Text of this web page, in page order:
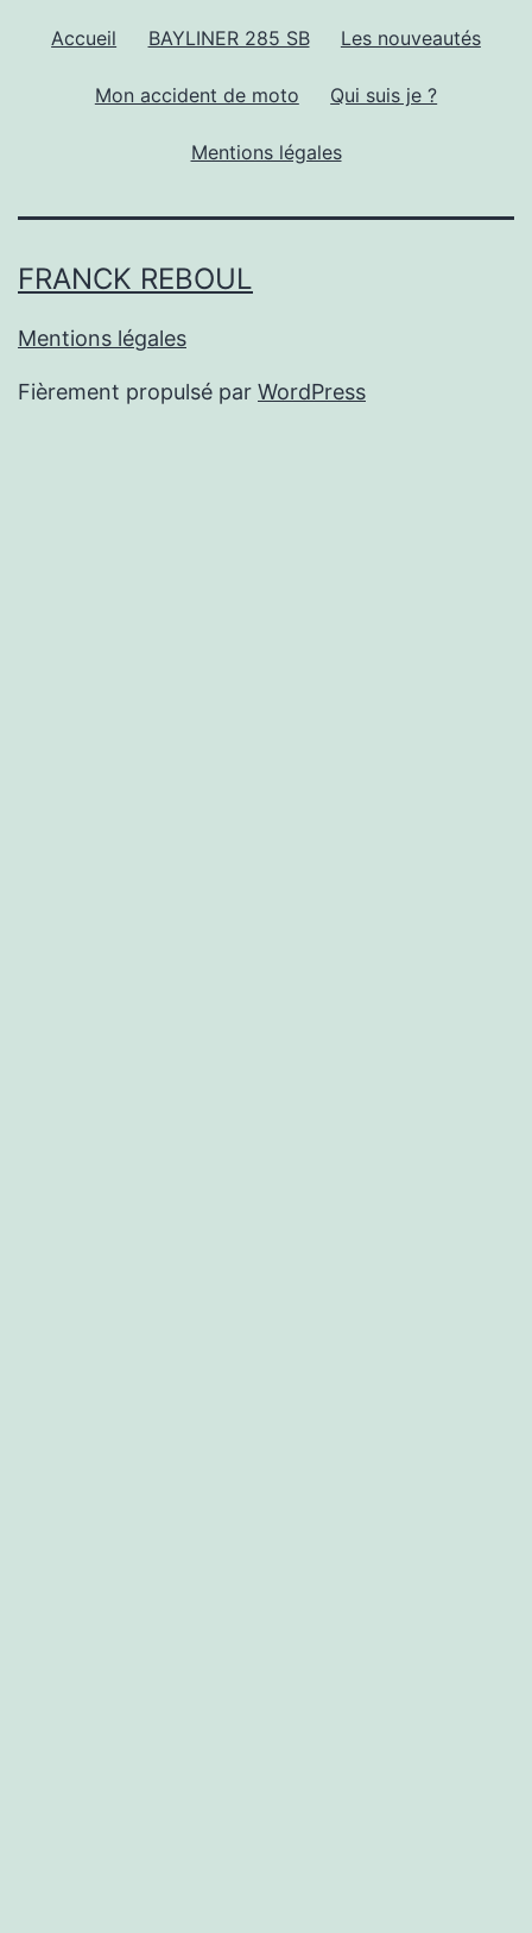
Accueil BAYLINER 285 SB Les nouveautés
Mon accident de moto Qui suis je ?
Mentions légales
FRANCK REBOUL
Mentions légales
Fièrement propulsé par WordPress